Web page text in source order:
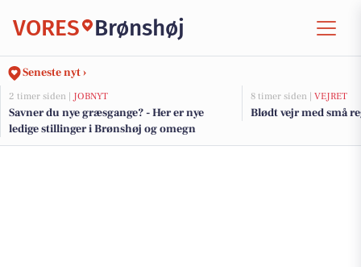
VORES Brønshøj
Seneste nyt ›
2 timer siden | JOBNYT
Savner du nye græsgange? - Her er nye
ledige stillinger i Brønshøj og omegn
8 timer siden | VEJRET
Blødt vejr med små